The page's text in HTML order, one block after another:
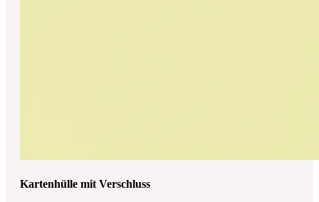
Kartenhülle mit Verschluss